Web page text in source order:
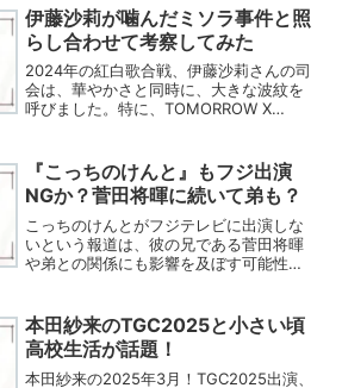
ところなくご紹介します。彼女がどんな
人物なのか、どんな個性を...
伊藤沙莉が噛んだミソラ事件と照
らし合わせて考察してみた
2024年の紅白歌合戦、伊藤沙莉さんの司
会は、華やかさと同時に、大きな波紋を
呼びました。特に、TOMORROW X
はないでしょうか。2024年の紅白歌合戦
で起き...
『こっちのけんと』もフジ出演
NGか？菅田将暉に続いて弟も？
こっちのけんとがフジテレビに出演しな
いという報道は、彼の兄である菅田将暉
や弟との関係にも影響を及ぼす可能性が
与えています。このような背景から、こ
っちのけんとの活動におい...
本田紗来のTGC2025と小さい頃
高校生活が話題！
本田紗来の2025年3月！TGC2025出演、